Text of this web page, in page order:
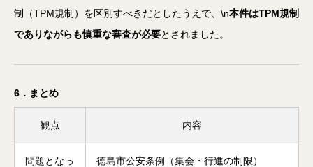
制（TPM規制）を区別すべきだとしたうえで、\n本件はTPM規制
でありながらも慎重な審査が必要とされました。
6．まとめ
観点 内容
問題となっ
徳島市公安条例（集会・行進の制限）